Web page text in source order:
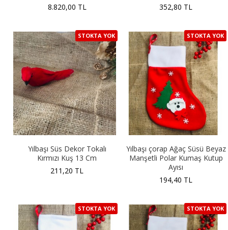
8.820,00 TL
352,80 TL
STOKTA YOK
Yılbaşı Süs Dekor Tokalı
Kırmızı Kuş 13 Cm
211,20 TL
STOKTA YOK
Yılbaşı çorap Ağaç Süsü Beyaz
Manşetli Polar Kumaş Kutup
Ayısı
194,40 TL
STOKTA YOK STOKTA YOK